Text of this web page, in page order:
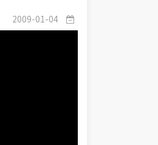
2009-01-04